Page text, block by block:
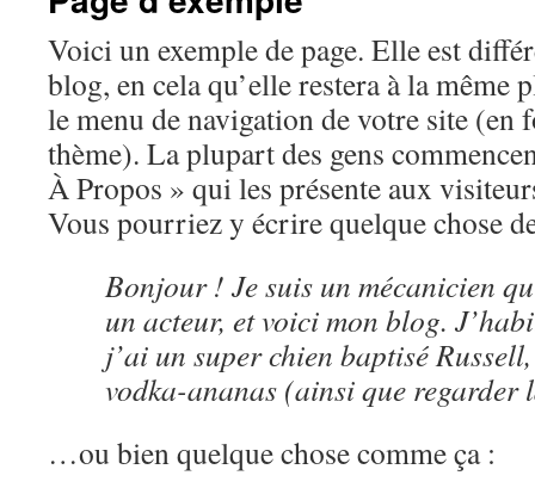
Voici un exemple de page. Elle est
blog, en cela qu’elle restera à la même
le menu de navigation de votre site (en
thème). La plupart des gens
À Propos » qui les présente aux
Vous pourriez y écrire quelque chose
Bonjour ! Je suis un mécanicien
un acteur, et voici mon blog.
j’ai un super chien baptisé
vodka-ananas (ainsi que regarder
…ou bien quelque chose comme ça :